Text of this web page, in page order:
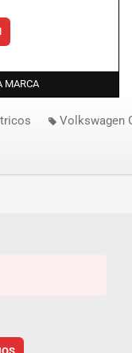
MARCA
Volkswagen